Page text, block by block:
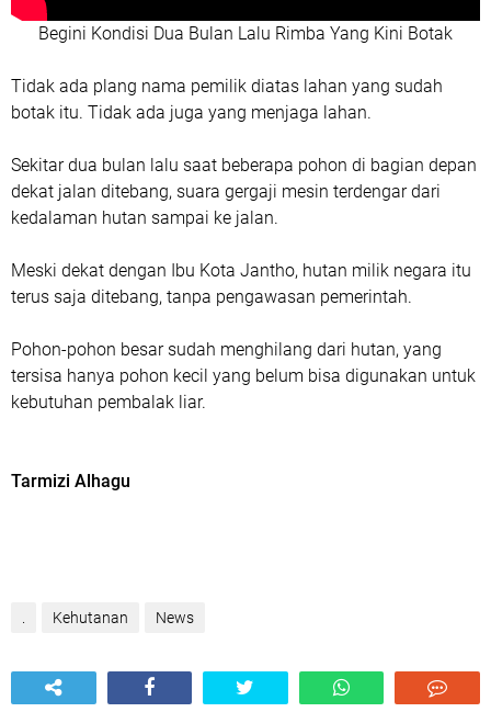
Begini Kondisi Dua Bulan Lalu Rimba Yang Kini Botak
Tidak ada plang nama pemilik diatas lahan yang sudah
botak itu. Tidak ada juga yang menjaga lahan.
Sekitar dua bulan lalu saat beberapa pohon di bagian depan
dekat jalan ditebang, suara gergaji mesin terdengar dari
kedalaman hutan sampai ke jalan.
Meski dekat dengan Ibu Kota Jantho, hutan milik negara itu
terus saja ditebang, tanpa pengawasan pemerintah.
Pohon-pohon besar sudah menghilang dari hutan, yang
tersisa hanya pohon kecil yang belum bisa digunakan untuk
kebutuhan pembalak liar.
Tarmizi Alhagu
Kehutanan News